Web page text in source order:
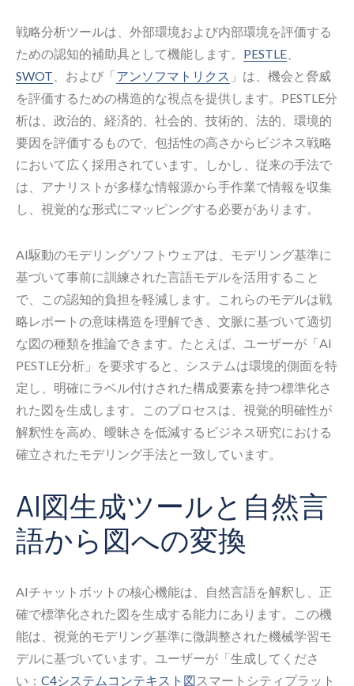
戦略分析ツールは、外部環境および内部環境を評価する
ための認知的補助具として機能します。 PESTLE
SWOT 、および「アンソフマトリクス 」は、機会と脅威
を評価するための構造的な視点を提供します。PESTLE分
析は、政治的、経済的、社会的、技術的、法的、環境的
要因を評価するもので、包括性の高さからビジネス戦略
において広く採用されています。しかし、従来の手法で
は、アナリストが多様な情報源から手作業で情報を収集
し、視覚的な形式にマッピングする必要があります。
AI駆動のモデリングソフトウェアは、モデリング基準に
基づいて事前に訓練された言語モデルを活用すること
で、この認知的負担を軽減します。これらのモデルは戦
略レポートの意味構造を理解でき、文脈に基づいて適切
な図の種類を推論できます。たとえば、ユーザーが「AI
PESTLE分析」を要求すると、システムは環境的側面を特
定し、明確にラベル付けされた構成要素を持つ標準化さ
れた図を生成します。このプロセスは、視覚的明確性が
解釈性を高め、曖昧さを低減するビジネス研究における
確立されたモデリング手法と一致しています。
AI図生成ツールと自然言
語から図への変換
AIチャットボットの核心機能は、自然言語を解釈し、正
確で標準化された図を生成する能力にあります。この機
能は、視覚的モデリング基準に微調整された機械学習モ
デルに基づいています。ユーザーが「生成してくださ
い： C4システムコンテキスト図スマートシティプラット